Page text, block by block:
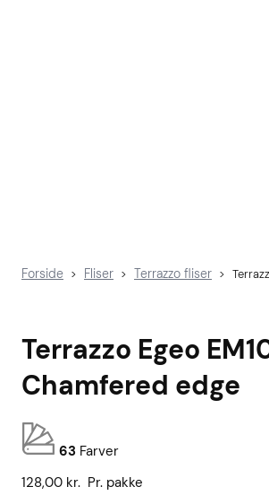
Forside > Fliser > Terrazzo fliser >
Terrazzo Egeo
Chamfered edge
63 Farver
128,00 kr. Pr. pakke